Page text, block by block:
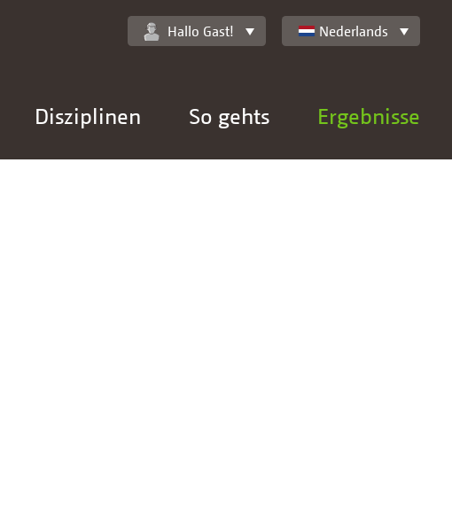
Disziplinen So gehts Ergebnisse
Hallo Gast! Nederlands